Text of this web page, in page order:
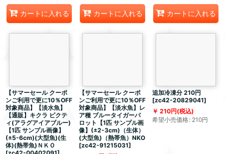
カートに入れる カートに入れる カートに入れる
【サマーセール クーポ
ンご利用で更に10％OFF
対象商品】【淡水魚】
【通販】キクラ ピクテ
ィ(アラグアイアブルー)
【1匹 サンプル画像】
(±5-6cm)(大型魚)(生
体)(熱帯魚)ＮＫＯ
【サマーセール クーポ
ンご利用で更に10％OFF
対象商品】【淡水魚】レ
ア種 ブルータイガーパ
ロット【1匹 サンプル画
像】(±2-3cm)（生体）
(大型魚)（熱帯魚）NKO
[zc42-91215031]
追加冷凍分 210円
[zc42-20829041]
210円(税込)
希望小売価格: 210円